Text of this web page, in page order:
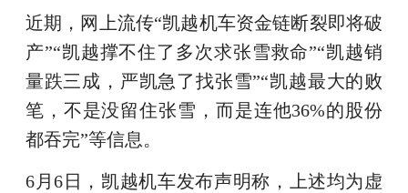
近期，网上流传“凯越机车资金链断裂即将破
产”“凯越撑不住了多次求张雪救命”“凯越销
量跌三成，严凯急了找张雪”“凯越最大的败
笔，不是没留住张雪，而是连他36%的股份
都吞完”等信息。
6月6日，凯越机车发布声明称，上述均为虚